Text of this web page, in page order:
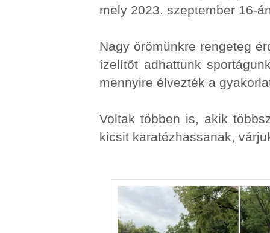
mely 2023. szeptember 16-
Nagy örömünkre rengeteg
ízelítőt adhattunk
mennyire élvezték a
Voltak többen is, akik
kicsit karatézhassanak,